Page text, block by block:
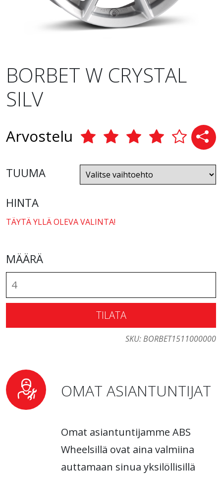
BORBET W CRYSTAL
SILV
Arvostelu
TUUMA
HINTA
TÄYTÄ YLLÄ OLEVA VALINTA!
MÄÄRÄ
TILATA
SKU:BORBET1511000000
OMAT ASIANTUNTIJAT
Omat asiantuntijamme ABS
Wheelsillä ovat aina valmiina
auttamaan sinua yksilöllisillä